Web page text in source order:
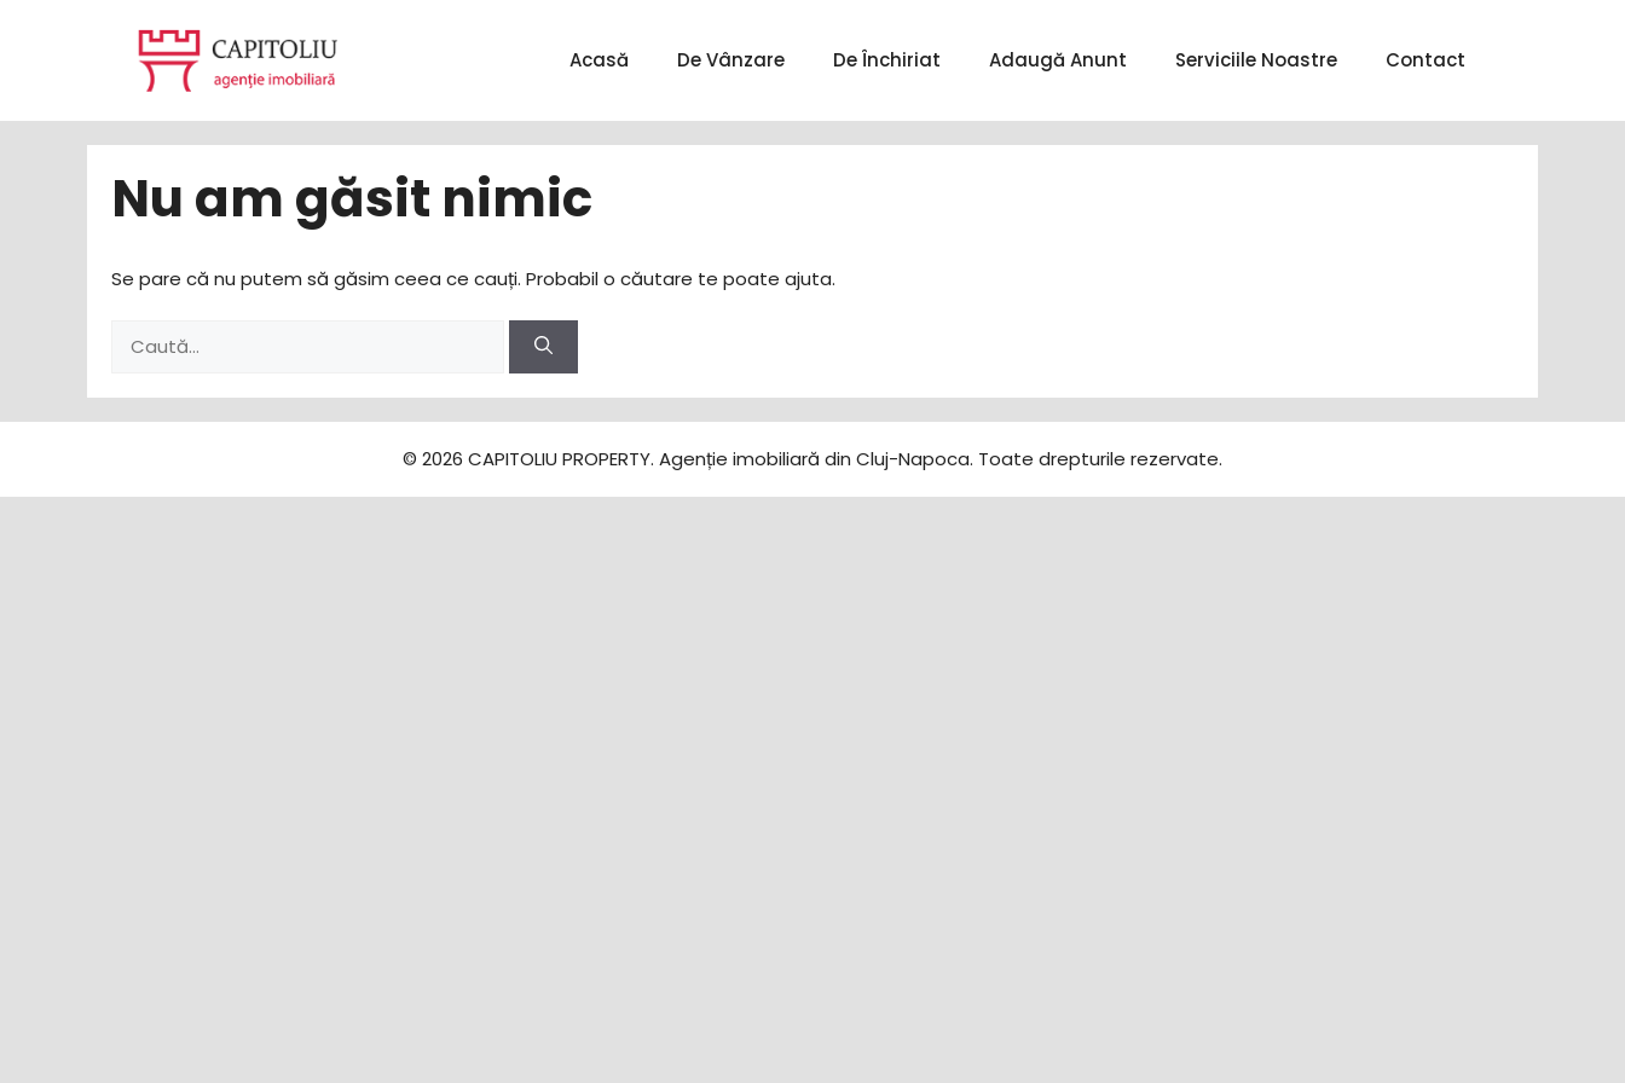
Acasă De Vânzare De Închiriat Adaugă Anunt Serviciile Noastre Contact
Nu am găsit nimic
Se pare că nu putem să găsim ceea ce cauți. Probabil o căutare te poate ajuta.
după:
© 2026 CAPITOLIU PROPERTY. Agenție imobiliară din Cluj-Napoca. Toate drepturile rezervate.